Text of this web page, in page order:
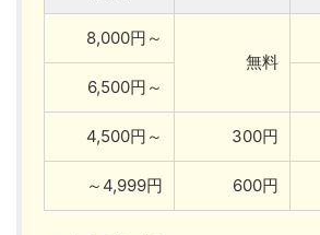
8,000円～
無料
6,500円～
4,500円～ 300円
～4,999円 600円